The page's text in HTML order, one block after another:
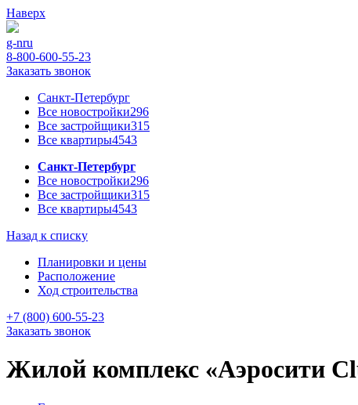
Наверх
g-nru
8-800-600-55-23
Заказать звонок
Санкт-Петербург
Все новостройки296
Все застройщики315
Все квартиры4543
Санкт-Петербург
Все новостройки296
Все застройщики315
Все квартиры4543
Назад к списку
Планировки и цены
Расположение
Ход строительства
+7 (800) 600-55-23
Заказать звонок
Жилой комплекс «Аэросити